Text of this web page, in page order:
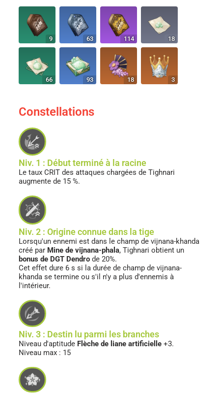
9 63 114 18
66 93 18 3
Constellations
Niv. 1 : Début terminé à la racine
Le taux CRIT des attaques chargées de Tighnari
augmente de 15 %.
Niv. 2 : Origine connue dans la tige
Lorsqu'un ennemi est dans le champ de vijnana-khanda
créé par Mine de vijnana-phala, Tighnari obtient un
bonus de DGT Dendro de 20%.
Cet effet dure 6 s si la durée de champ de vijnana-
khanda se termine ou s'il n'y a plus d'ennemis à
l'intérieur.
Niv. 3 : Destin lu parmi les branches
Niveau d'aptitude Flèche de liane artificielle +3.
Niveau max : 15